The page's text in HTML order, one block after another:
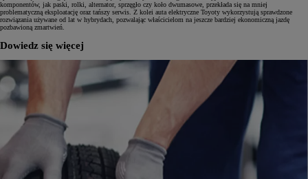
komponentów, jak paski, rolki, alternator, sprzęgło czy koło dwumasowe, przekłada się na mniej
problematyczną eksploatację oraz tańszy serwis. Z kolei auta elektryczne Toyoty wykorzystują sprawdzone
rozwiązania używane od lat w hybrydach, pozwalając właścicielom na jeszcze bardziej ekonomiczną jazdę
pozbawioną zmartwień.
Dowiedz się więcej